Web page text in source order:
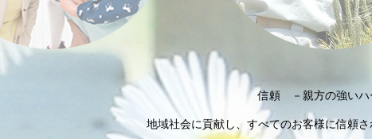
信頼 －親方の強いハ
地域社会に貢献し、すべてのお客様に信頼さ